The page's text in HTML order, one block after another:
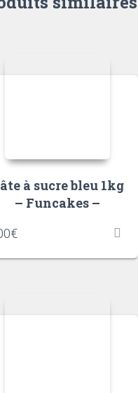
à sucre bleu 1kg
– Funcakes –
€